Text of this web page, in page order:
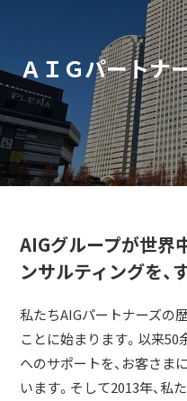
ＡＩＧパートナ
AIGグループが世界
ンサルティングを、
私たちAIGパートナーズの
ことに始まります。以来50
へのサポートを、お客さま
います。そして2013年、私